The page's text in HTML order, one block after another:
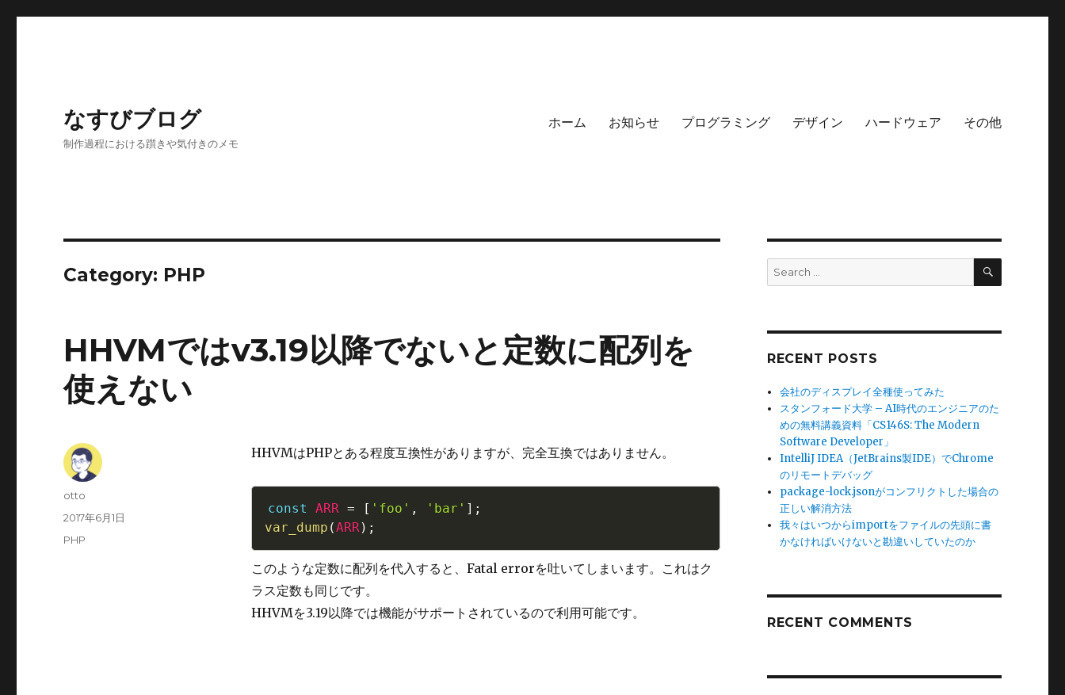
なすびブログ
制作過程における躓きや気付きのメモ
ホーム お知らせ プログラミング デザイン ハードウェア その他
Category: PHP
HHVMではv3.19以降でないと定数に配列を
使えない
HHVMはPHPとある程度互換性がありますが、完全互換ではありません。
const ARR = [ 'foo' , 'bar' ] ;
var_dump (ARR) ;
このような定数に配列を代入すると、Fatal errorを吐いてしまいます。これはク
ラス定数も同じです。
HHVMを3.19以降では機能がサポートされているので利用可能です。
Author
otto
Posted
2017年6月1日
Categories
PHP
Search
for:
SEARCH
RECENT POSTS
会社のディスプレイ全種使ってみた
スタンフォード大学 – AI時代のエンジニアのた
めの無料講義資料「CS146S: The Modern
Software Developer」
IntelliJ IDEA（JetBrains製IDE）でChrome
のリモートデバッグ
package-lock.jsonがコンフリクトした場合の
正しい解消方法
我々はいつからimportをファイルの先頭に書
かなければいけないと勘違いしていたのか
RECENT COMMENTS